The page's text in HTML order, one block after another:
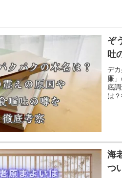
ぞ
吐
デ
廉
底
は
海
つ